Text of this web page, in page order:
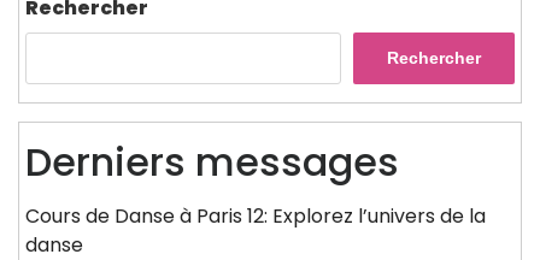
Rechercher
Rechercher
Derniers messages
Cours de Danse à Paris 12: Explorez l’univers de la
danse